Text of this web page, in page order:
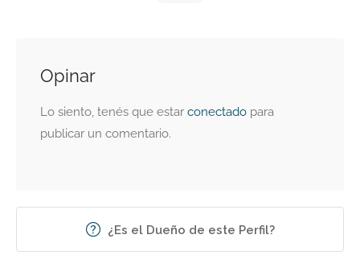
Opinar
Lo siento, tenés que estar conectado para
publicar un comentario.
¿Es el Dueño de este Perfil?